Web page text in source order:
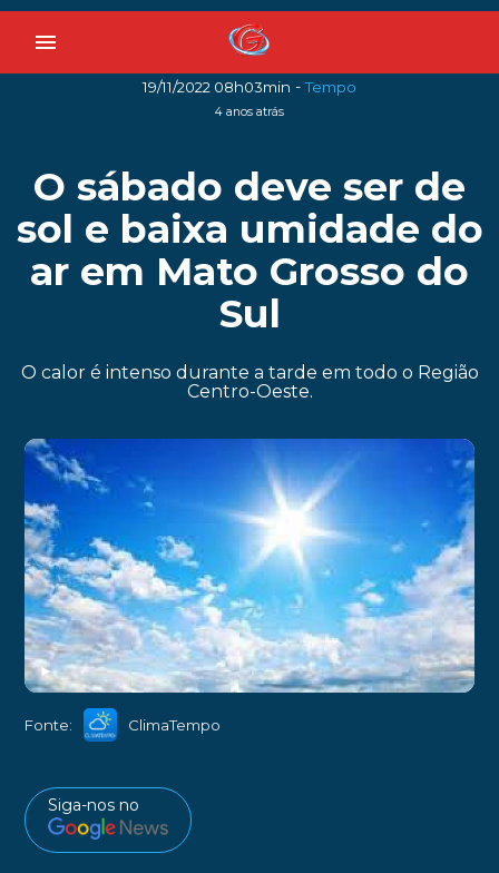
menu
19/11/2022 08h03min -Tempo
4 anos atrás
O sábado deve ser de
sol e baixa umidade do
ar em Mato Grosso do
Sul
O calor é intenso durante a tarde em todo o Região
Centro-Oeste.
►
Fonte: ClimaTempo
Siga-nos no